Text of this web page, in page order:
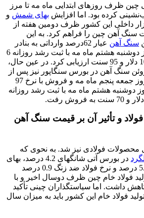
چین ظرف روزهای ابتدایی ماه مه تا مرز
بهای شمش و
داخلی این کشور ظرف دومین هفته از
سنگ آهن چین را فراهم کرد. به این
سنگ آهن
عیار 62‌درصد وارداتی به بنادر
شمالی چین را برای روز دوشنبه هشتم ماه مه با ثبت رشد روزانه 6
دلار و 30 سنتی برابر 109 دلار و 95 سنت ارزیابی کرد. در عین حال،
ژوئن سنگ آهن در بورس سنگاپور نیز پس از
کاهش 1.7 درصدی در روز جمعه پنجم ماه مه و فروش با نرخ 97
روز دوشنبه هشتم ماه مه با ثبت رشد روزانه
و تأثیر آن بر قیمت سنگ آهن
محصولات فولادی نیز شد. به نحوی که
در بورس آتی شانگهای 4.2 درصد، بهای
هر تن کویل نورد گرم 5.1 درصد و نرخ فولاد ضد زنگ 0.9 درصد
فولاد خام چین ظرف دوسال اخیر و با
داشت. اما سیاستگذاران چینی تأکید
فولاد خام این کشور باید به میزان سال